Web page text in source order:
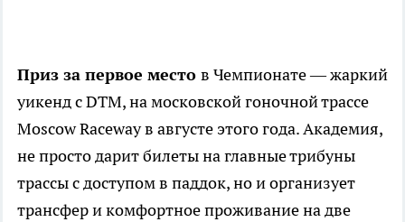
Приз за первое место в Чемпионате — жаркий
уикенд с DTM, на московской гоночной трассе
Moscow Raceway в августе этого года. Академия,
не просто дарит билеты на главные трибуны
трассы с доступом в паддок, но и организует
трансфер и комфортное проживание на две